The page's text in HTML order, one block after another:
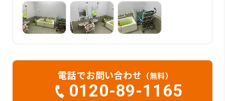
電話でお問い合わせ （無料）
0120-89-1165